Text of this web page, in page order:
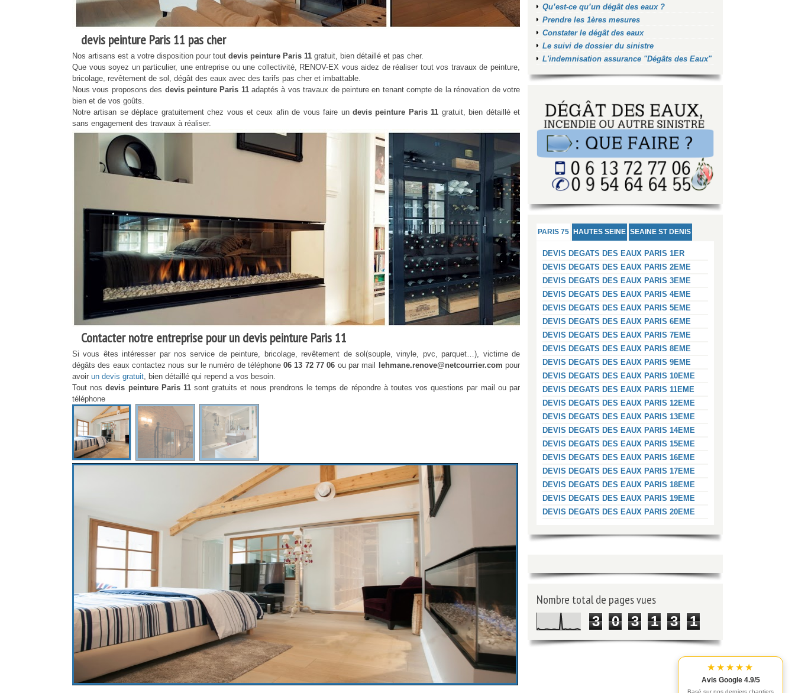
devis peinture Paris 11 pas cher
Nos artisans est a votre disposition pour tout devis peinture Paris 11 gratuit, bien détaillé et pas cher.
Que vous soyez un particulier, une entreprise ou une collectivité, RENOV-EX vous aidez de réaliser tout vos travaux de peinture,
bricolage, revêtement de sol, dégât des eaux avec des tarifs pas cher et imbattable.
Nous vous proposons des devis peinture Paris 11adaptés à vos travaux de peinture en tenant compte de la rénovation de votre
bien et de vos goûts.
Notre artisan se déplace gratuitement chez vous et ceux afin de vous faire un devis peinture Paris 11 gratuit, bien détaillé et
sans engagement des travaux à réaliser.
Contacter notre entreprise pour un devis peinture Paris 11
Si vous êtes intéresser par nos service de peinture, bricolage, revêtement de sol(souple, vinyle, pvc, parquet…), victime de
dégâts des eaux contactez nous sur le numéro de téléphone06 13 72 77 06 ou par mail lehmane.renove@netcourrier.compour
avoir un devis gratuit, bien détaillé qui repend a vos besoin.
Tout nosdevis peinture Paris 11sont gratuits et nous prendrons le temps de répondre à toutes vos questions par mail ou par
téléphone
★★★★★
Avis Google 4.9/5
Basé sur nos derniers chantiers
Qu’est-ce qu’un dégât des eaux ?
Prendre les 1ères mesures
Constater le dégât des eaux
Le suivi de dossier du sinistre
L'indemnisation assurance "Dégâts des Eaux"
PARIS 75 HAUTES SEINE SEAINE ST DENIS
DEVIS DEGATS DES EAUX PARIS 1ER
DEVIS DEGATS DES EAUX PARIS 2EME
DEVIS DEGATS DES EAUX PARIS 3EME
DEVIS DEGATS DES EAUX PARIS 4EME
DEVIS DEGATS DES EAUX PARIS 5EME
DEVIS DEGATS DES EAUX PARIS 6EME
DEVIS DEGATS DES EAUX PARIS 7EME
DEVIS DEGATS DES EAUX PARIS 8EME
DEVIS DEGATS DES EAUX PARIS 9EME
DEVIS DEGATS DES EAUX PARIS 10EME
DEVIS DEGATS DES EAUX PARIS 11EME
DEVIS DEGATS DES EAUX PARIS 12EME
DEVIS DEGATS DES EAUX PARIS 13EME
DEVIS DEGATS DES EAUX PARIS 14EME
DEVIS DEGATS DES EAUX PARIS 15EME
DEVIS DEGATS DES EAUX PARIS 16EME
DEVIS DEGATS DES EAUX PARIS 17EME
DEVIS DEGATS DES EAUX PARIS 18EME
DEVIS DEGATS DES EAUX PARIS 19EME
DEVIS DEGATS DES EAUX PARIS 20EME
Nombre total de pages vues
3 0 3 1 3 1